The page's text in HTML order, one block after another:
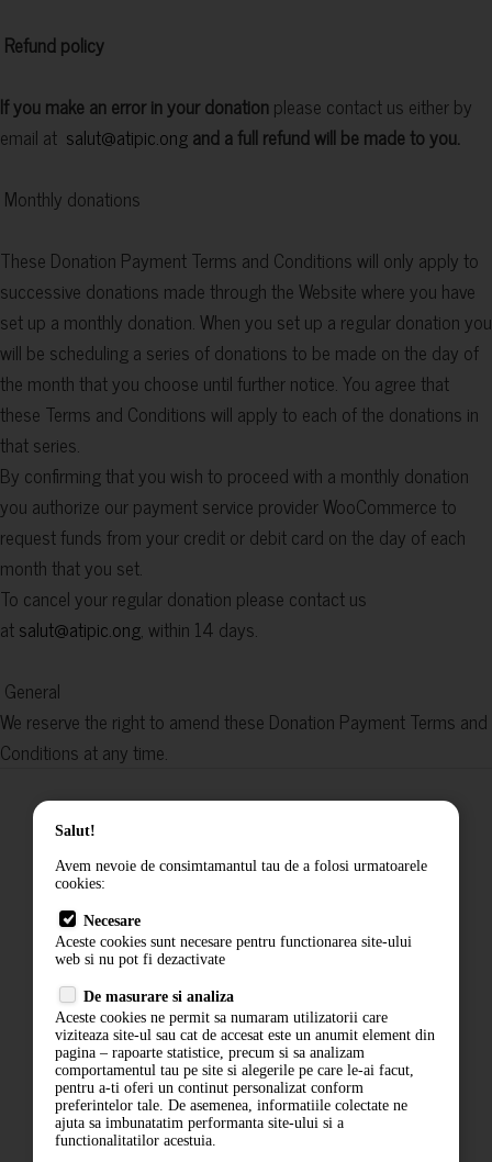
Refund policy
If you make an error in your donationplease contact us either by
email at salut@atipic.ongand a full refund will be made to you.
Monthly donations
These Donation Payment Terms and Conditions will only apply to
successive donations made through the Website where you have
set up a monthly donation. When you set up a regular donation you
will be scheduling a series of donations to be made on the day of
the month that you choose until further notice. You agree that
these Terms and Conditions will apply to each of the donations in
that series.
By confirming that you wish to proceed with a monthly donation
you authorize our payment service provider WooCommerce to
request funds from your credit or debit card on the day of each
month that you set.
To cancel your regular donation please contact us
atsalut@atipic.ong,within 14 days.
General
We reserve the right to amend these Donation Payment Terms and
Conditions at any time.
Returnarea produselor
Termeni si conditii
ANPC
Salut!
Avem nevoie de consimtamantul tau de a folosi urmatoarele
cookies:
Necesare
Aceste cookies sunt necesare pentru functionarea site-ului
web si nu pot fi dezactivate
De masurare si analiza
Aceste cookies ne permit sa numaram utilizatorii care
viziteaza site-ul sau cat de accesat este un anumit element din
pagina – rapoarte statistice, precum si sa analizam
comportamentul tau pe site si alegerile pe care le-ai facut,
pentru a-ti oferi un continut personalizat conform
preferintelor tale. De asemenea, informatiile colectate ne
ajuta sa imbunatatim performanta site-ului si a
functionalitatilor acestuia.